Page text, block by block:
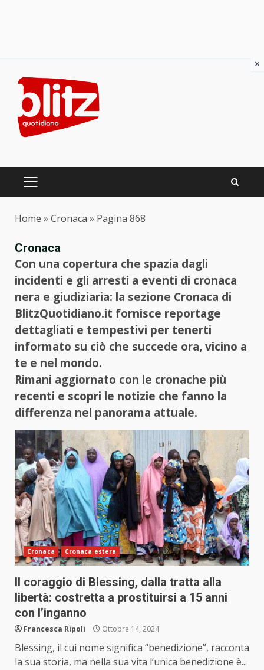
content
PRIMARY
Home » Cronaca » Pagina 868
Cronaca
Con una copertura che spazia dagli
incidenti e gli arresti a eventi di cronaca
nera e giudiziaria: la sezione Cronaca di
BlitzQuotidiano.it fornisce reportage
dettagliati e tempestivi per tenerti
informato su ciò che succede ora, vicino a
te e nel mondo.
Rimani aggiornato con le cronache più
recenti e scopri le notizie che fanno la
differenza nel panorama attuale.
Cronaca Cronaca estera
Il coraggio di Blessing, dalla tratta alla
libertà: costretta a prostituirsi a 15 anni
con l’inganno
Francesca Ripoli Ottobre 14, 2024
Blessing, il cui nome significa “benedizione”, racconta
la sua storia, ma nella sua vita l’unica benedizione è...
×